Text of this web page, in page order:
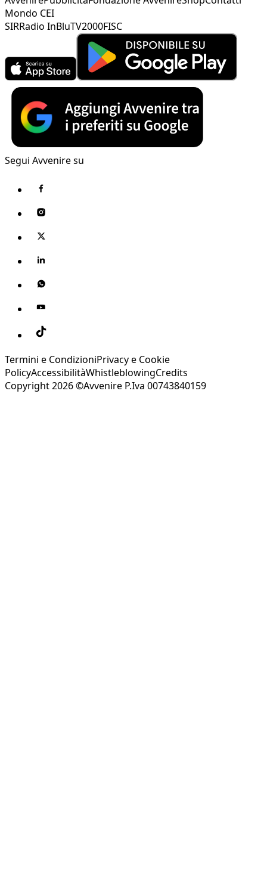
Mondo CEI
SIRRadio InBluTV2000FISC
Segui Avvenire su
Termini e CondizioniPrivacy e Cookie
PolicyAccessibilitàWhistleblowingCredits
Copyright 2026 ©Avvenire P.Iva 00743840159